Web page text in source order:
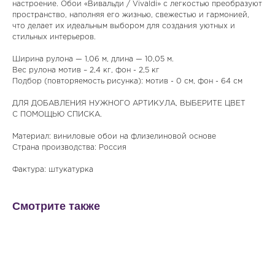
настроение. Обои «Вивальди / Vivaldi» с легкостью преобразуют
пространство, наполняя его жизнью, свежестью и гармонией,
что делает их идеальным выбором для создания уютных и
стильных интерьеров.
Ширина рулона — 1,06 м, длина — 10,05 м.
Вес рулона мотив – 2,4 кг, фон - 2,5 кг
Подбор (повторяемость рисунка): мотив - 0 см, фон - 64 см
ДЛЯ ДОБАВЛЕНИЯ НУЖНОГО АРТИКУЛА, ВЫБЕРИТЕ ЦВЕТ
С ПОМОЩЬЮ СПИСКА.
Материал: виниловые обои на флизелиновой основе
Страна производства: Россия
Фактура: штукатурка
Смотрите также